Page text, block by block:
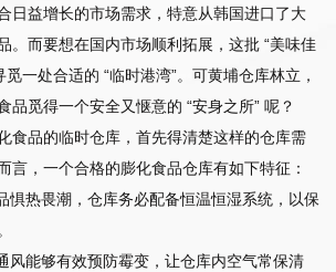
日益增长的市场需求，特意从韩国进口了大
。而要想在国内市场顺利拓展，这批 “美味佳
觅一处合适的 “临时港湾”。可黄埔仓库林立，
品觅得一个安全又惬意的 “安身之所” 呢？
食品的临时仓库，首先得清楚这样的仓库需
言，一个合格的膨化食品仓库有如下特征：
惧热畏潮，仓库务必配备恒温恒湿系统，以保
风能够有效预防霉变，让仓库内空气常保清